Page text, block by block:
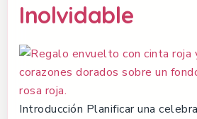
Inolvidable
Introducción Planificar una